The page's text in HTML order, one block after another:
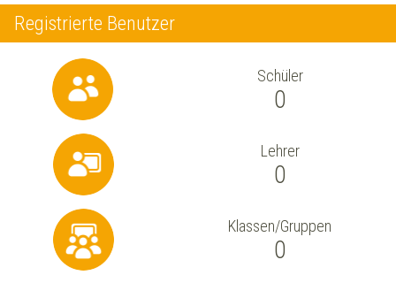
Registrierte Benutzer
Schüler
0
Lehrer
0
Klassen/Gruppen
0